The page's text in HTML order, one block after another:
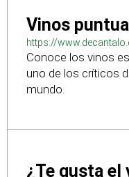
Vinos
https://
Conoce los vinos
uno de los críticos
mundo.
¿Te gusta el